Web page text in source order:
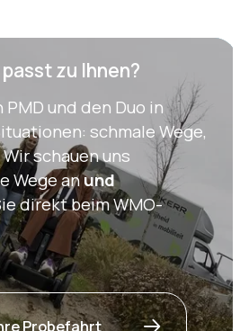
zu Ihnen?
und den Duo in
schmale Wege,
schauen uns
Wege anund
direkt beim WMO-
Probefahrt